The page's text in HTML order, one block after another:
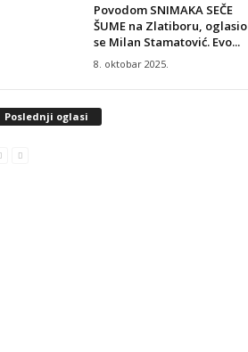
Povodom SNIMAKA SEČE
ŠUME na Zlatiboru, oglasio
se Milan Stamatović. Evo...
8. oktobar 2025.
Poslednji oglasi